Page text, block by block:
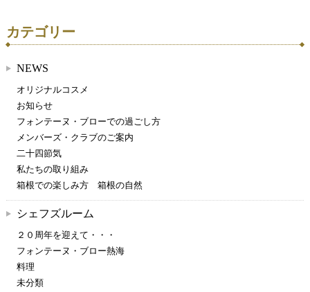
カテゴリー
NEWS
オリジナルコスメ
お知らせ
フォンテーヌ・ブローでの過ごし方
メンバーズ・クラブのご案内
二十四節気
私たちの取り組み
箱根での楽しみ方 箱根の自然
シェフズルーム
２０周年を迎えて・・・
フォンテーヌ・ブロー熱海
料理
未分類